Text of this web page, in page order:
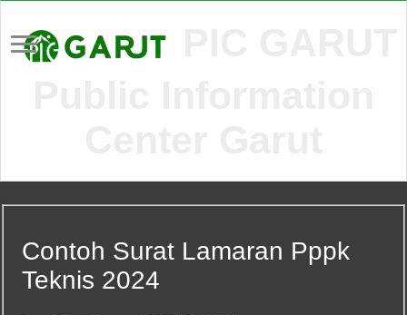
Contoh Surat Lamaran Pppk
Teknis 2024